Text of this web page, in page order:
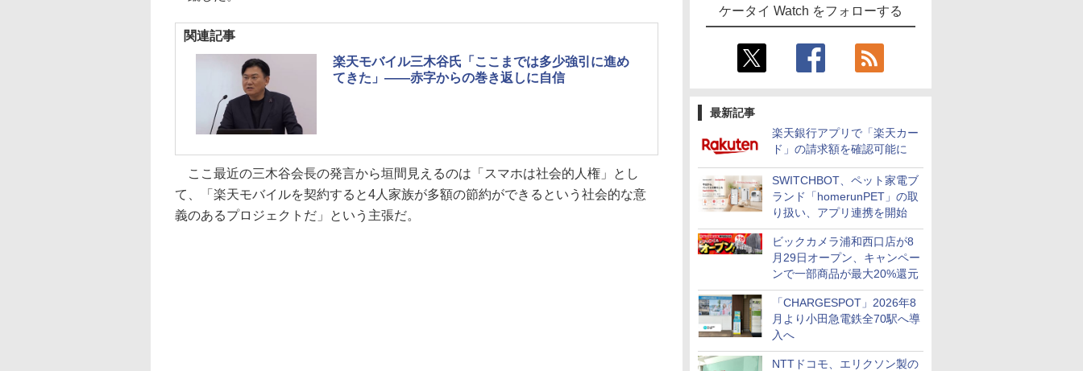
ケータイ Watch をフォローする
最新記事
楽天銀行アプリで「楽天カー
ド」の請求額を確認可能に
SWITCHBOT、ペット家電ブ
ランド「homerunPET」の取
り扱い、アプリ連携を開始
ビックカメラ浦和西口店が8
月29日オープン、キャンペー
ンで一部商品が最大20%還元
「CHARGESPOT」2026年8
月より小田急電鉄全70駅へ導
入へ
NTTドコモ、エリクソン製の
関連記事
楽天モバイル三木谷氏「ここまでは多少強引に進め
てきた」――赤字からの巻き返しに自信
ここ最近の三木谷会長の発言から垣間見えるのは「スマホは社会的人権」とし
て、「楽天モバイルを契約すると4人家族が多額の節約ができるという社会的な意
義のあるプロジェクトだ」という主張だ。